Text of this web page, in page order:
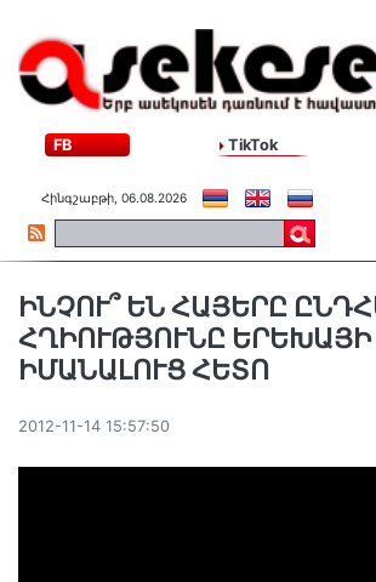
FB TikTok
Հինգշաբթի, 06.08.2026
ԻՆՉՈՒ՞ ԵՆ ՀԱՅԵՐԸ
ՀՂԻՈՒԹՅՈՒՆԸ
ԻՄԱՆԱԼՈՒՑ ՀԵՏՈ
2012-11-14 15:57:50